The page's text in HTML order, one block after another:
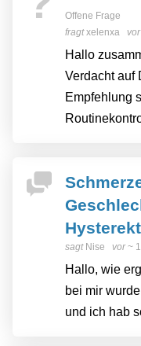
Offene Frage
fragtxelenxa vor
Hallo
Verdacht auf
Empfehlung
sagt Nise vor~
Hallo, wie
bei mir
und ich hab